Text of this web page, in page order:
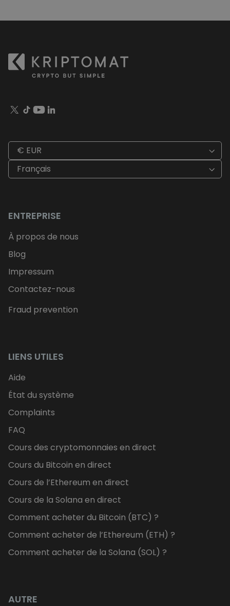
€ EUR
Français
ENTREPRISE
À propos de nous
Blog
Impressum
Contactez-nous
Fraud prevention
LIENS UTILES
Aide
État du système
Complaints
FAQ
Cours des cryptomonnaies en direct
Cours du Bitcoin en direct
Cours de l’Ethereum en direct
Cours de la Solana en direct
Comment acheter du Bitcoin (BTC) ?
Comment acheter de l’Ethereum (ETH) ?
Comment acheter de la Solana (SOL) ?
AUTRE